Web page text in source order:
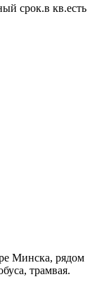
срок.в кв.есть
Минска, рядом
трамвая.